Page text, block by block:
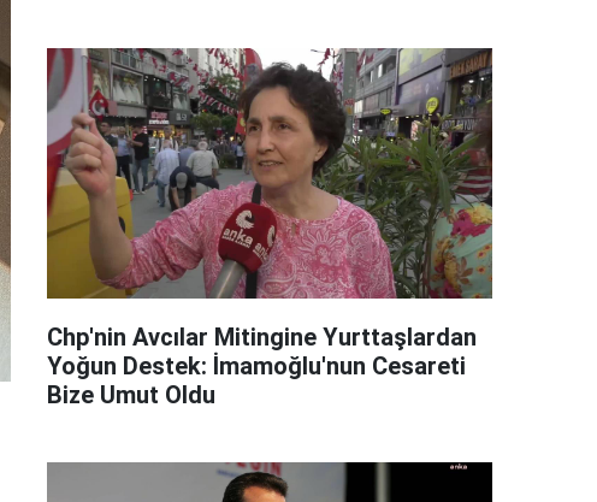
Chp'nin Avcılar Mitingine Yurttaşlardan
Yoğun Destek: İmamoğlu'nun Cesareti
Bize Umut Oldu